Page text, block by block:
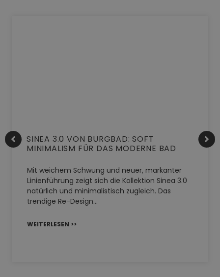
SINEA 3.0 VON BURGBAD: SOFT
MINIMALISM FÜR DAS MODERNE BAD
Mit weichem Schwung und neuer, markanter
Linienführung zeigt sich die Kollektion Sinea 3.0
natürlich und minimalistisch zugleich. Das
trendige Re-Design…
WEITERLESEN >>